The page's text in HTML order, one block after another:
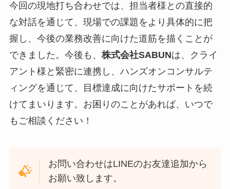
今回の現地打ち合わせでは、担当者様との直接的
な対話を通じて、現場での課題をより具体的に把
握し、今後の業務改善に向けた道筋を描くことが
できました。今後も、 株式会社SABUNは、クライ
アント様と緊密に連携し、ハンズオンコンサルテ
ィングを通じて、目標達成に向けたサポートを続
けてまいります。お困りのことがあれば、いつで
もご相談ください！
お問い合わせはLINEのお友達追加から
お願い致します。